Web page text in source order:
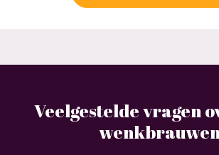
Veelgestelde vragen